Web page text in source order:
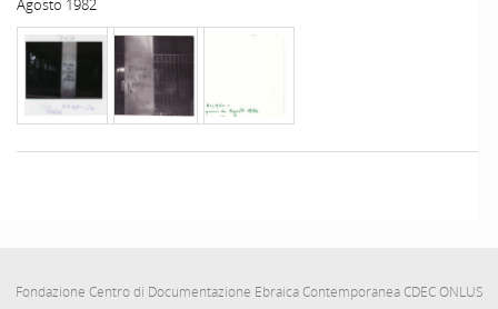
Agosto 1982
Fondazione Centro di Documentazione Ebraica Contemporanea CDEC ONLUS